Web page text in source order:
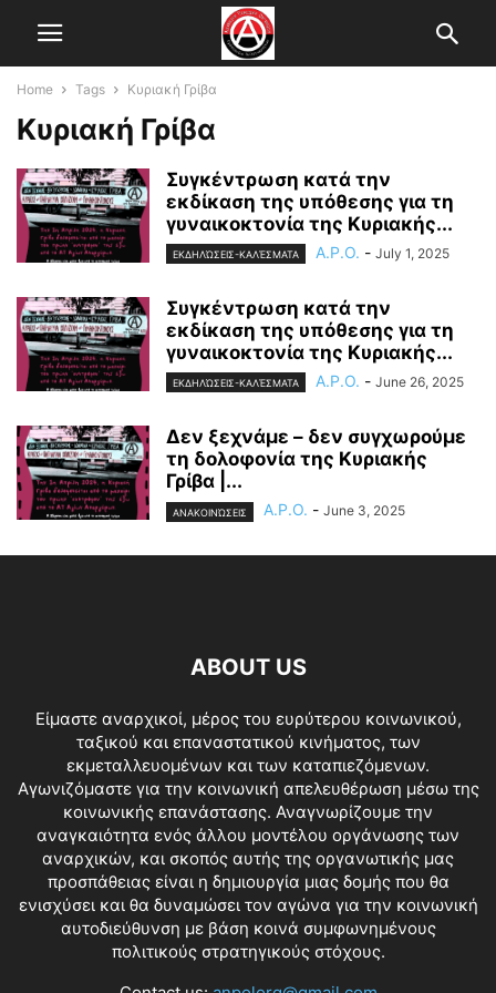
Home Tags Κυριακή Γρίβα
Κυριακή Γρίβα
Συγκέντρωση κατά την
εκδίκαση της υπόθεσης για τη
γυναικοκτονία της Κυριακής...
ΕΚΔΗΛΏΣΕΙΣ-ΚΑΛΈΣΜΑΤΑ A.P.O. - July 1, 2025
Συγκέντρωση κατά την
εκδίκαση της υπόθεσης για τη
γυναικοκτονία της Κυριακής...
ΕΚΔΗΛΏΣΕΙΣ-ΚΑΛΈΣΜΑΤΑ A.P.O. - June 26, 2025
Δεν ξεχνάμε – δεν συγχωρούμε
τη δολοφονία της Κυριακής
Γρίβα |...
ΑΝΑΚΟΙΝΏΣΕΙΣ A.P.O. - June 3, 2025
ABOUT US
Είμαστε αναρχικοί, μέρος του ευρύτερου κοινωνικού,
ταξικού και επαναστατικού κινήματος, των
εκμεταλλευομένων και των καταπιεζόμενων.
Αγωνιζόμαστε για την κοινωνική απελευθέρωση μέσω της
κοινωνικής επανάστασης. Αναγνωρίζουμε την
αναγκαιότητα ενός άλλου μοντέλου οργάνωσης των
αναρχικών, και σκοπός αυτής της οργανωτικής μας
προσπάθειας είναι η δημιουργία μιας δομής που θα
ενισχύσει και θα δυναμώσει τον αγώνα για την κοινωνική
αυτοδιεύθυνση με βάση κοινά συμφωνημένους
πολιτικούς στρατηγικούς στόχους.